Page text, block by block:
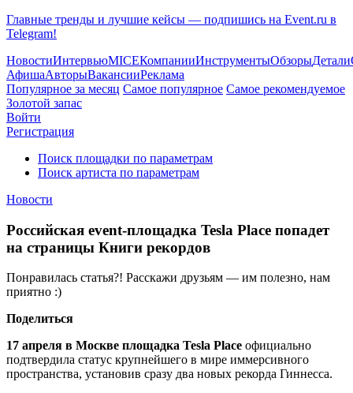
Главные тренды и лучшие кейсы — подпишись на Event.ru в
Telegram!
НовостиИнтервьюMICEКомпанииИнструментыОбзорыДетали
АфишаАвторыВакансииРеклама
Популярное за месяц Самое популярное Самое рекомендуемое
Золотой запас
Войти
Регистрация
Поиск площадки по параметрам
Поиск артиста по параметрам
Новости
Российская event-площадка Tesla Place попадет
на страницы Книги рекордов
Понравилась статья?! Расскажи друзьям — им полезно, нам
приятно :)
Поделиться
17 апреля в Москве площадка Tesla Place официально
подтвердила статус крупнейшего в мире иммерсивного
пространства, установив сразу два новых рекорда Гиннесса.